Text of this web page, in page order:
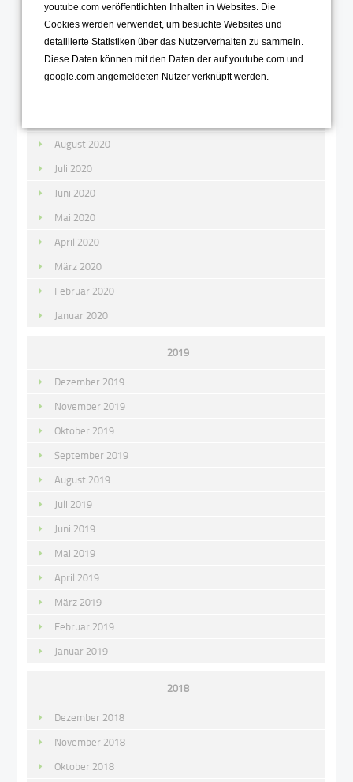
Dezember 2020
November 2020
August 2020
Juli 2020
Juni 2020
Mai 2020
April 2020
März 2020
Februar 2020
Januar 2020
2019
Dezember 2019
November 2019
Oktober 2019
September 2019
August 2019
Juli 2019
Juni 2019
Mai 2019
April 2019
März 2019
Februar 2019
Januar 2019
2018
Dezember 2018
November 2018
Oktober 2018
youtube.com veröffentlichten Inhalten in Websites. Die
Cookies werden verwendet, um besuchte Websites und
detaillierte Statistiken über das Nutzerverhalten zu sammeln.
Diese Daten können mit den Daten der auf youtube.com und
google.com angemeldeten Nutzer verknüpft werden.